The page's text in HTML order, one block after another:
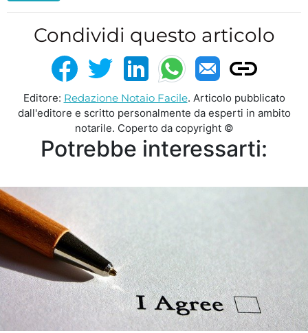
Condividi questo articolo
Editore: Redazione Notaio Facile. Articolo pubblicato
dall'editore e scritto personalmente da esperti in ambito
notarile. Coperto da copyright ©
Potrebbe interessarti: